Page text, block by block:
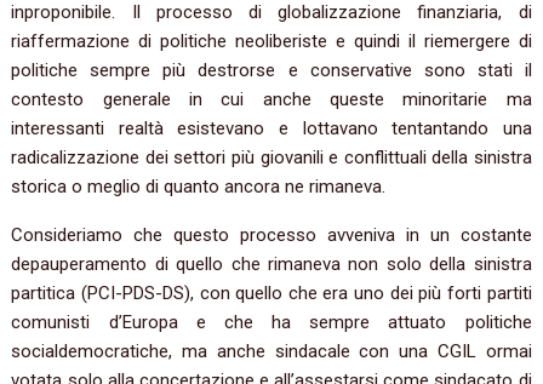
inproponibile. Il processo di globalizzazione finanziaria, di
riaffermazione di politiche neoliberiste e quindi il riemergere di
politiche sempre più destrorse e conservative sono stati il
contesto generale in cui anche queste minoritarie ma
interessanti realtà esistevano e lottavano tentantando una
radicalizzazione dei settori più giovanili e conflittuali della sinistra
storica o meglio di quanto ancora ne rimaneva.
Consideriamo che questo processo avveniva in un costante
depauperamento di quello che rimaneva non solo della sinistra
partitica (PCI-PDS-DS), con quello che era uno dei più forti partiti
comunisti d’Europa e che ha sempre attuato politiche
socialdemocratiche, ma anche sindacale con una CGIL ormai